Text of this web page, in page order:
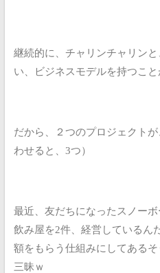
継続的に、チャリンチャリンと
い、ビジネスモデルを持つこと
だから、２つのプロジェクトが
わせると、3つ）
最近、友だちになったスノーボ
飲み屋を2件、経営しているん
額をもらう仕組みにしてあるそ
三昧ｗ